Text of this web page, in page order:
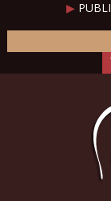
▶